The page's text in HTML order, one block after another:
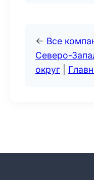
← Все
Северо-
округ